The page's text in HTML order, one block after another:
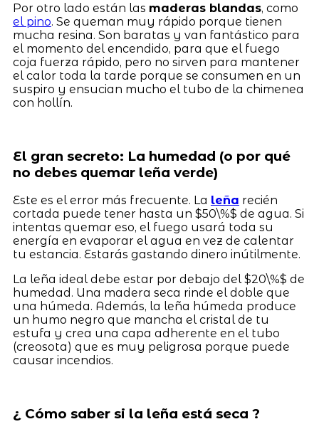
Por otro lado están las maderas blandas, como
el pino. Se queman muy rápido porque tienen
mucha resina. Son baratas y van fantástico para
el momento del encendido, para que el fuego
coja fuerza rápido, pero no sirven para mantener
el calor toda la tarde porque se consumen en un
suspiro y ensucian mucho el tubo de la chimenea
con hollín.
El gran secreto: La humedad (o por qué
no debes quemar leña verde)
Este es el error más frecuente. La leña recién
cortada puede tener hasta un $50\%$ de agua. Si
intentas quemar eso, el fuego usará toda su
energía en evaporar el agua en vez de calentar
tu estancia. Estarás gastando dinero inútilmente.
La leña ideal debe estar por debajo del $20\%$ de
humedad. Una madera seca rinde el doble que
una húmeda. Además, la leña húmeda produce
un humo negro que mancha el cristal de tu
estufa y crea una capa adherente en el tubo
(creosota) que es muy peligrosa porque puede
causar incendios.
¿ Cómo saber si la leña está seca ?